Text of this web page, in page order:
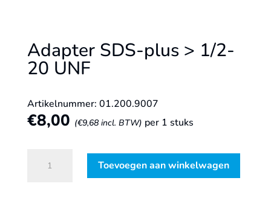
Adapter SDS-plus > 1/2-
20 UNF
Artikelnummer: 01.200.9007
€8,00 (€9,68incl. BTW) per 1 stuks
SDS-
Toevoegen aan winkelwagen